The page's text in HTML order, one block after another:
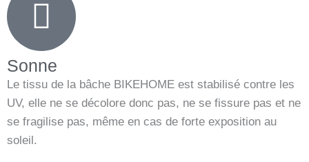
Sonne
Le tissu de la bâche BIKEHOME est stabilisé contre les
UV, elle ne se décolore donc pas, ne se fissure pas et ne
se fragilise pas, même en cas de forte exposition au
soleil.